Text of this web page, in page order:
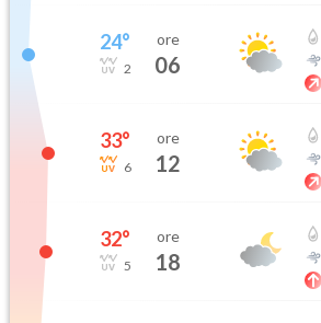
24°
2
ore
06
33°
6
ore
12
32°
5
ore
18